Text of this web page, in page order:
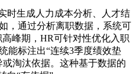
时生成人力成本分析、人才结
，通过分析离职数据，系统可
峰期，HR可针对性优化入职
能标注出“连续3季度绩效垫
淘汰依据。这种基于数据的